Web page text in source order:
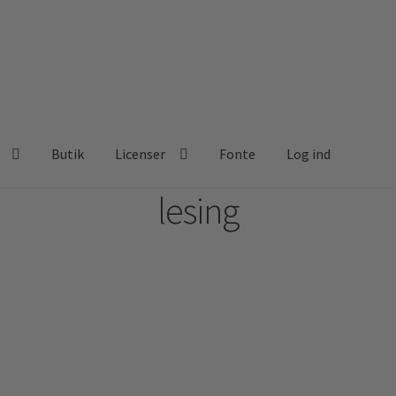
Butik Licenser Fonte Log ind
lesing